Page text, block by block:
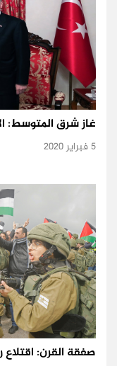
غاز شرق المتوسط:
5 فبراير 2020
صفقة القرن: اقتلاع